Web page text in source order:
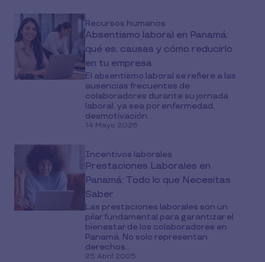
Recursos humanos
Absentismo laboral en Panamá:
qué es, causas y cómo reducirlo
en tu empresa
El absentismo laboral se refiere a las
ausencias frecuentes de
colaboradores durante su jornada
laboral, ya sea por enfermedad,
desmotivación...
14 Mayo 2026
Incentivos laborales
Prestaciones Laborales en
Panamá: Todo lo que Necesitas
Saber
Las prestaciones laborales son un
pilar fundamental para garantizar el
bienestar de los colaboradores en
Panamá. No solo representan
derechos...
25 Abril 2025